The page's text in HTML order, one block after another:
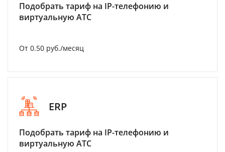
Подобрать тариф на IP-телефонию и
виртуальную АТС
От 0.50 руб./месяц
ERP
Подобрать тариф на IP-телефонию и
виртуальную АТС